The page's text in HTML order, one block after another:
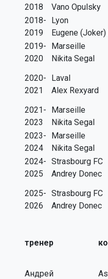
2018
Vano Opulsky
2018-
2019
Lyon
Eugene
2019-
2020
Marseille
Nikita Segal
2020-
2021
Laval
Alex Rexyard
2021-
2023
Marseille
Nikita Segal
2023-
2024
Marseille
Nikita Segal
2024-
2025
Strasbourg FC
Andrey Donec
2025-
2026
Strasbourg FC
Andrey Donec
тренер
Андрей